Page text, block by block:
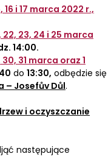
16 i 17 marca 2022 r.,
22, 23, 24 i 25 marca
14:00.
30, 31 marca oraz 1
do 13:30, odbędzie się
– Josefův Důl.
i oczyszczanie
następujące